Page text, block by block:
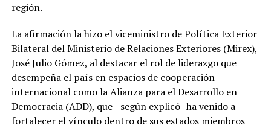
región.
La afirmación la hizo el viceministro de Política Exterior
Bilateral del Ministerio de Relaciones Exteriores (Mirex),
José Julio Gómez, al destacar el rol de liderazgo que
desempeña el país en espacios de cooperación
internacional como la Alianza para el Desarrollo en
Democracia (ADD), que –según explicó- ha venido a
fortalecer el vínculo dentro de sus estados miembros